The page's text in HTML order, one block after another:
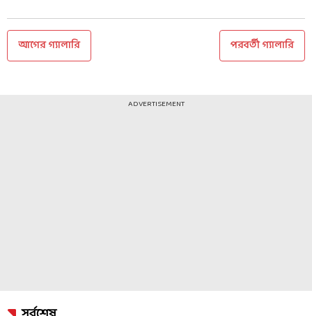
আগের গ্যালারি পরবর্তী গ্যালারি
ADVERTISEMENT